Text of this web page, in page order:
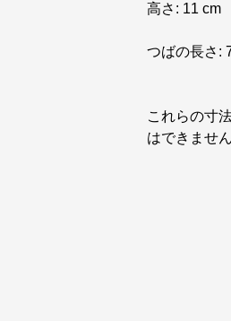
高さ: 11 cm
つばの長さ:
これらの寸
はできません